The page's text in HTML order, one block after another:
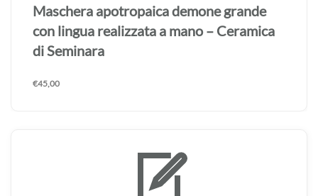
Maschera apotropaica demone grande
con lingua realizzata a mano – Ceramica
di Seminara
€45,00